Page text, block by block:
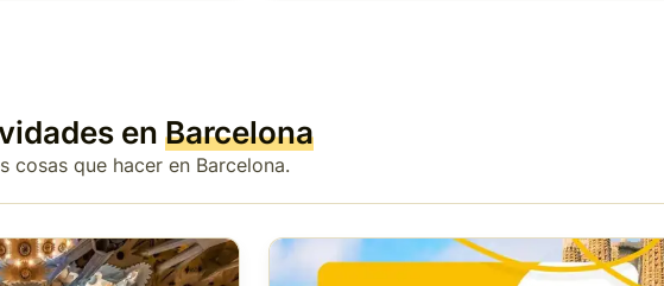
en Barcelona
cosas que hacer en Barcelona.